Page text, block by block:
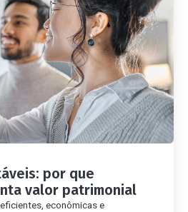
por que
valor patrimonial
econômicas e